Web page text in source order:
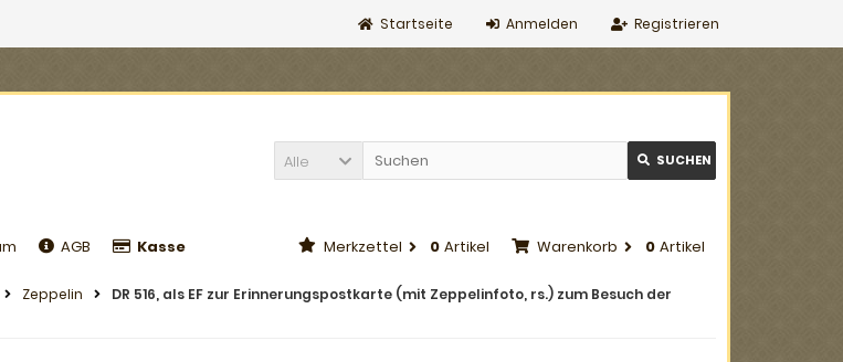
Registrieren
Anmelden
Startseite
Alle SUCHEN
AGB Kasse Warenkorb 0 Artikel
Merkzettel 0 Artikel
Zeppelin
DR 516, als EF zur Erinnerungspostkarte (mit Zeppelinfoto, rs.) zum Besuch der